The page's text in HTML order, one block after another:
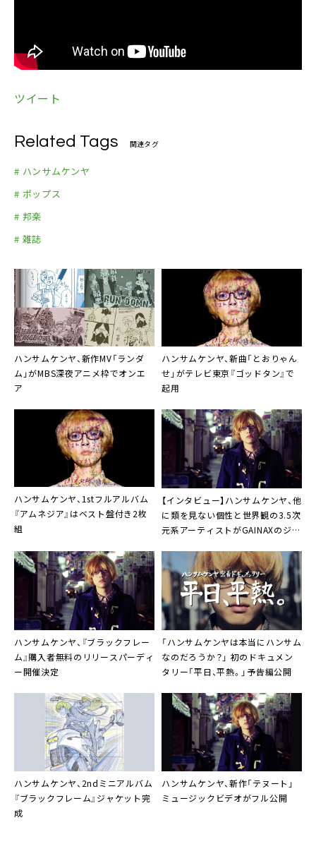
ツイート
Related Tags 関連タグ
# ハンサムケンヤ
# ポップス
# 邦楽
# 雑誌
ハンサムケンヤ、新作MV「ランダ
ム」がMBS深夜アニメ枠でオンエ
ア
ハンサムケンヤ、新曲「とおりゃん
せ」がテレビ東京『ゴッドタン』で
起用
ハンサムケンヤ、1stフルアルバム
『アムネジア』はベスト盤付き2枚
組
【インタビュー】 ハンサムケンヤ、他
に類を見ない個性と世界観の3.5次
元系アーティストがGAINAXのジャ
ハンサムケンヤ、『ブラックフレー
ム』購入者無料のリリースパーディ
ー開催決定
「ハンサムケンヤは本当にハンサム
なのだろうか？」 初のドキュメン
タリー「平日、平熱。」予告編公開
ハンサムケンヤ、2ndミニアルバム
『ブラックフレーム』ジャケット完
成
ハンサムケンヤ、新作「テヌート」
ミュージックビデオがフル公開